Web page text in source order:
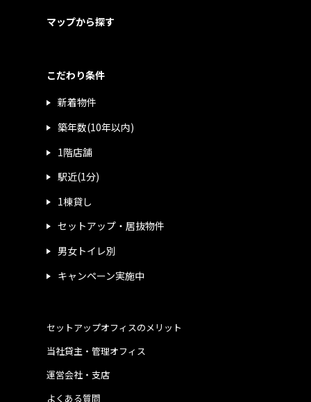
マップから探す
こだわり条件
新着物件
築年数(10年以内)
1階店舗
駅近(1分)
1棟貸し
セットアップ・居抜物件
男女トイレ別
キャンペーン実施中
運営会社・支店
よくある質問
当社貸主・管理オフィス
セットアップオフィスのメリット